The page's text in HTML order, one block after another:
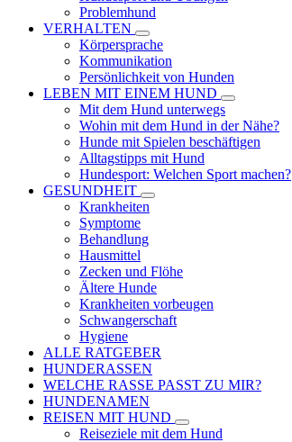
Problemhund
VERHALTEN
Körpersprache
Kommunikation
Persönlichkeit von Hunden
LEBEN MIT EINEM HUND
Mit dem Hund unterwegs
Wohin mit dem Hund in der Nähe?
Hunde mit Spielen beschäftigen
Alltagstipps mit Hund
Hundesport: Welchen Sport machen?
GESUNDHEIT
Krankheiten
Symptome
Behandlung
Hausmittel
Zecken und Flöhe
Ältere Hunde
Krankheiten vorbeugen
Schwangerschaft
Hygiene
ALLE RATGEBER
HUNDERASSEN
WELCHE RASSE PASST ZU MIR?
HUNDENAMEN
REISEN MIT HUND
Reiseziele mit dem Hund